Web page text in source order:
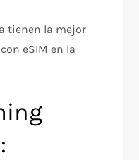
tienen la mejor
eSIM en la